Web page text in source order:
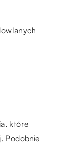
które
Podobnie